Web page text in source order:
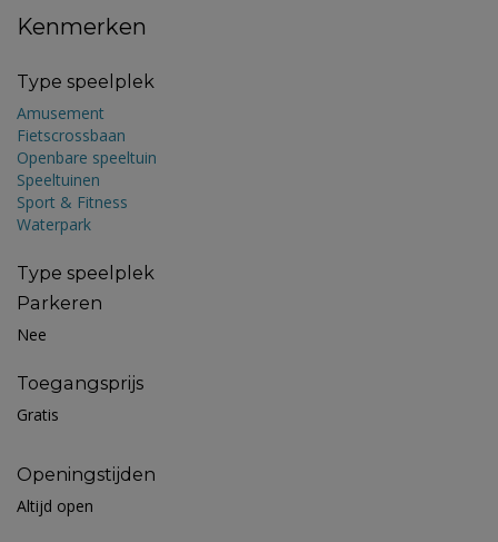
Kenmerken
Type speelplek
Amusement
Fietscrossbaan
Openbare speeltuin
Speeltuinen
Sport & Fitness
Waterpark
Type speelplek
Parkeren
Nee
Toegangsprijs
Gratis
Openingstijden
Altijd open